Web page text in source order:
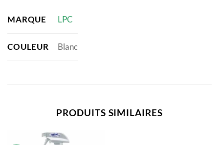
MARQUE LPC
COULEUR Blanc
PRODUITS SIMILAIRES